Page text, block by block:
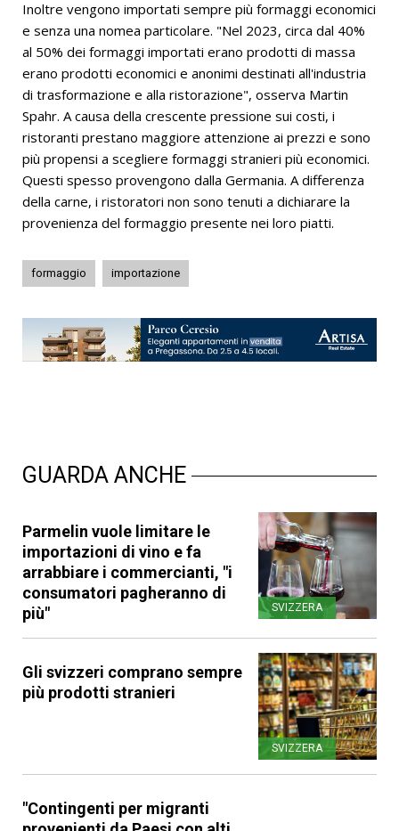
Inoltre vengono importati sempre più formaggi economici
e senza una nomea particolare. "Nel 2023, circa dal 40%
al 50% dei formaggi importati erano prodotti di massa
erano prodotti economici e anonimi destinati all'industria
di trasformazione e alla ristorazione", osserva Martin
Spahr. A causa della crescente pressione sui costi, i
ristoranti prestano maggiore attenzione ai prezzi e sono
più propensi a scegliere formaggi stranieri più economici.
Questi spesso provengono dalla Germania. A differenza
della carne, i ristoratori non sono tenuti a dichiarare la
provenienza del formaggio presente nei loro piatti.
formaggio importazione
GUARDA ANCHE
Parmelin vuole limitare le
importazioni di vino e fa
arrabbiare i commercianti, "i
consumatori pagheranno di
più"
SVIZZERA
Gli svizzeri comprano sempre
più prodotti stranieri
SVIZZERA
"Contingenti per migranti